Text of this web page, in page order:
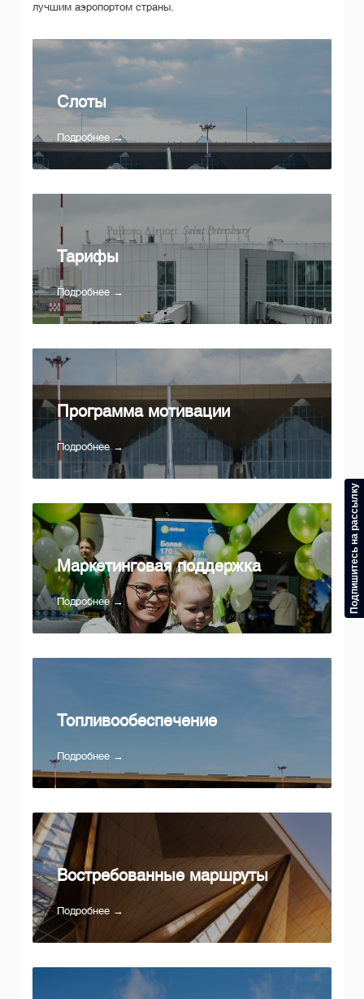
лучшим аэропортом страны.
Слоты
Подробнее →
Тарифы
Подробнее →
Программа мотивации
Подробнее →
Маркетинговая поддержка
Подробнее →
Топливообеспечение
Подробнее →
Востребованные маршруты
Подробнее →
Подпишитесь на рассылку